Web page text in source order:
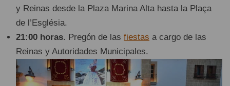
y Reinas desde la Plaza Marina Alta hasta la Plaça
de l’Església.
21:00 horas. Pregón de las fiestas a cargo de las
Reinas y Autoridades Municipales.